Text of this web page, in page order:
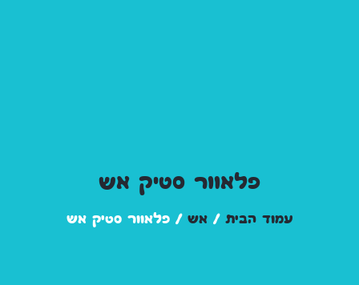
פלאוור סטיק אש
עמוד הבית / אש / פלאוור סטיק אש